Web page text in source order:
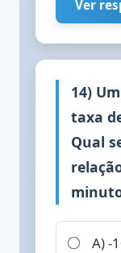
Ver
14)
taxa
Qual
A) -